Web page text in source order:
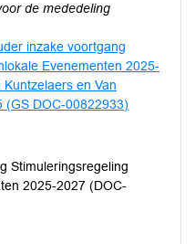
de mededeling
inzake voortgang
Evenementen 2025-
en Van
(GS DOC-00822933)
Stimuleringsregeling
2025-2027 (DOC-